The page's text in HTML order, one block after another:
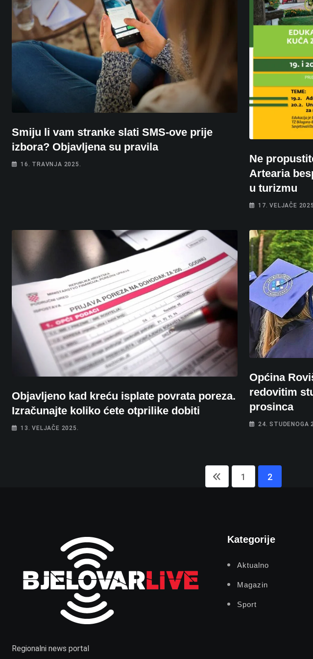
Smiju li vam stranke slati SMS-ove prije
izbora? Objavljena su pravila
16. TRAVNJA 2025.
Ne
Artearia
u turizmu
17. VELJAČE 2025.
Objavljeno kad kreću isplate povrata poreza.
Izračunajte koliko ćete otprilike dobiti
13. VELJAČE 2025.
Općina
redovitim
prosinca
24. STUDENOGA
1 2
Regionalni news portal
Kategorije
Aktualno
Magazin
Sport